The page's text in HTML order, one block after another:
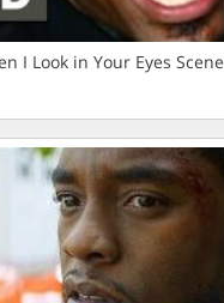
I Look in Your Eyes Scene